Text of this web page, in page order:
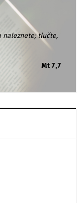
naleznete; tlučte,
Mt 7,7